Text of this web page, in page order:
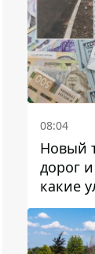
08:04
Новый
дорог
какие
на это